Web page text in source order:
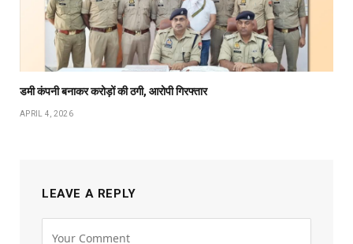
डमी कंपनी बनाकर करोड़ों की ठगी, आरोपी गिरफ्तार
APRIL 4, 2026
LEAVE A REPLY